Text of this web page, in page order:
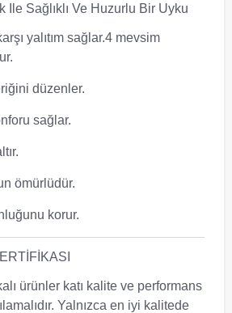
Ile Sağlıklı Ve Huzurlu Bir Uyku
yalıtım sağlar.4 mevsim
düzenler.
sağlar.
ömürlüdür.
korur.
ürünler katı kalite ve performans
Yalnızca en iyi kalitede